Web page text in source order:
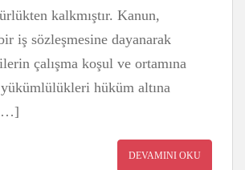
kalkmıştır. Kanun,
iş sözleşmesine dayanarak
çalışma koşul ve ortamına
hüküm altına
DEVAMINI OKU